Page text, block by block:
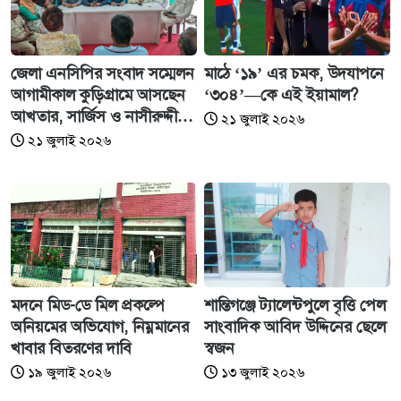
জেলা এনসিপির সংবাদ সম্মেলন
আগামীকাল কুড়িগ্রামে আসছেন
আখতার, সার্জিস ও নাসীরুদ্দীন
পাটওয়ারী
২১ জুলাই ২০২৬
মাঠে ‘১৯’ এর চমক, উদযাপনে
‘৩০৪’—কে এই ইয়ামাল?
২১ জুলাই ২০২৬
মদনে মিড-ডে মিল প্রকল্পে
অনিয়মের অভিযোগ, নিম্নমানের
খাবার বিতরণের দাবি
১৯ জুলাই ২০২৬
শান্তিগঞ্জে ট্যালেন্টপুলে বৃত্তি পেল
সাংবাদিক আবিদ উদ্দিনের ছেলে
স্বজন
১৩ জুলাই ২০২৬